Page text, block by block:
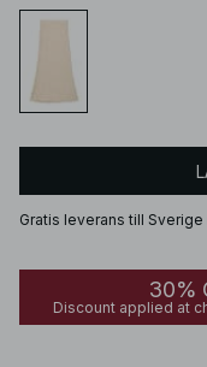
Gratis leverans till
30%
Discount applied at